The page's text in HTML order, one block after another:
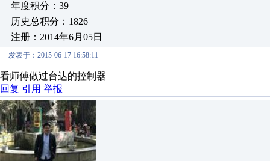
年度积分：39
历史总积分：1826
注册：2014年6月05日
发表于：2015-06-17 16:58:11
看师傅做过台达的控制器
回复 引用 举报